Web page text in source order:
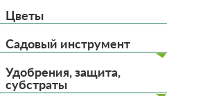
Цветы
Садовый инструмент
Удобрения, защита,
субстраты